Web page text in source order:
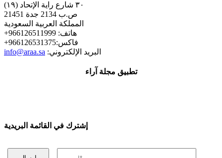
٣٠ شارع راية الإتحاد (١٩)
ص.ب 2134 جدة 21451
المملكة العربية السعودية
+هاتف: 966126511999
+فاكس:966126531375
info@araa.sa :البريد الإلكتروني
تطبيق مجلة آراء
إشترك في القائمة البريدية